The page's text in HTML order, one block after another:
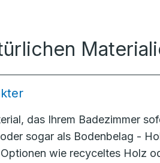
das Ihrem Badezimmer
sogar als Bodenbelag -
wie recyceltes Holz